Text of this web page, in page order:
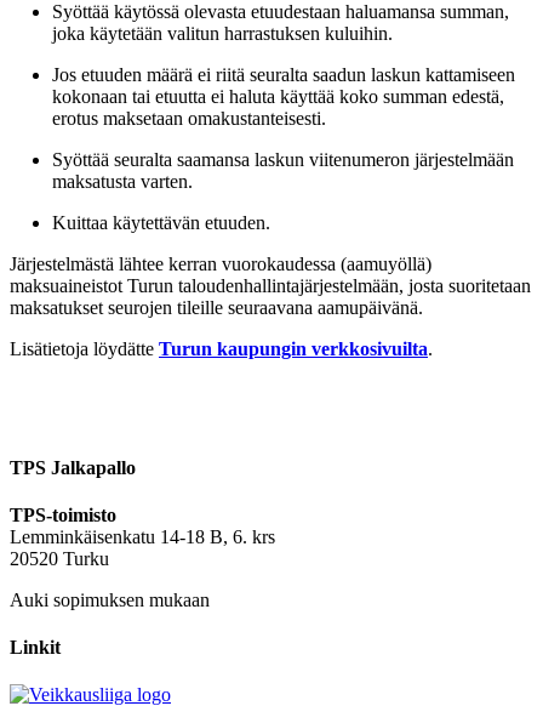
Syöttää käytössä olevasta etuudestaan haluamansa summan,
joka käytetään valitun harrastuksen kuluihin.
Jos etuuden määrä ei riitä seuralta saadun laskun kattamiseen
kokonaan tai etuutta ei haluta käyttää koko summan edestä,
erotus maksetaan omakustanteisesti.
Syöttää seuralta saamansa laskun viitenumeron järjestelmään
maksatusta varten.
Kuittaa käytettävän etuuden.
Järjestelmästä lähtee kerran vuorokaudessa (aamuyöllä)
maksuaineistot Turun taloudenhallintajärjestelmään, josta suoritetaan
maksatukset seurojen tileille seuraavana aamupäivänä.
Lisätietoja löydätte Turun kaupungin verkkosivuilta.
TPS Jalkapallo
TPS-toimisto
Lemminkäisenkatu 14-18 B, 6. krs
20520 Turku
Auki sopimuksen mukaan
Linkit